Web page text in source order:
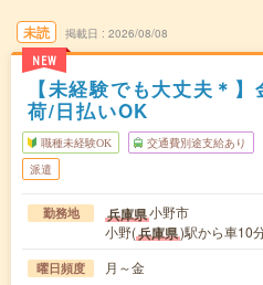
未読
NEW
掲載日 2026/08/08
【未経験でも大丈夫＊
荷/日払いOK
職種未経験OK 交通費別途支給あり
派遣
勤務地 兵庫県小野市
小野(兵庫県)駅から車10
曜日頻度 月～金